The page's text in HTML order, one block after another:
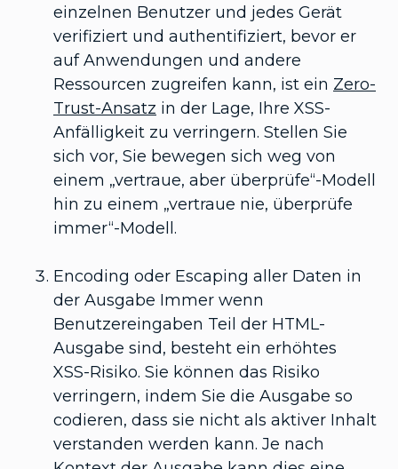
einzelnen Benutzer und jedes Gerät
verifiziert und authentifiziert, bevor er
auf Anwendungen und andere
Ressourcen zugreifen kann, ist ein Zero-
Trust-Ansatz in der Lage, Ihre XSS-
Anfälligkeit zu verringern. Stellen Sie
sich vor, Sie bewegen sich weg von
einem „vertraue, aber überprüfe“-Modell
hin zu einem „vertraue nie, überprüfe
immer“-Modell.
Encoding oder Escaping aller Daten in
der Ausgabe Immer wenn
Benutzereingaben Teil der HTML-
Ausgabe sind, besteht ein erhöhtes
XSS-Risiko. Sie können das Risiko
verringern, indem Sie die Ausgabe so
codieren, dass sie nicht als aktiver Inhalt
verstanden werden kann. Je nach